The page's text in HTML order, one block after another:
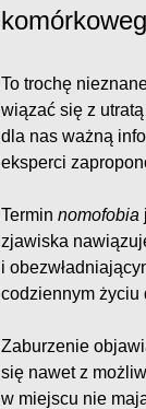
To trochę
wiązać się z
dla nas ważną
eksperci
Termin nomofobia
zjawiska
i
codziennym życiu
Zaburzenie
się nawet z
w miejscu nie